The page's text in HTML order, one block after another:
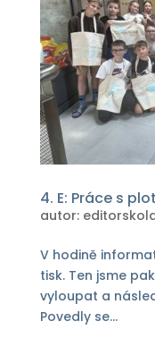
4. E: Práce s
autor:
V hodině
tisk. Ten jsme
vyloupat a
Povedly se...